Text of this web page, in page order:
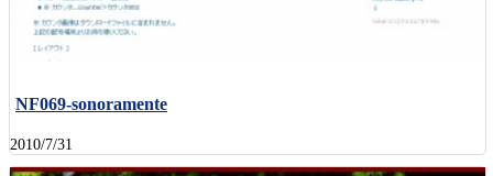
NF069-sonoramente
2010/7/31